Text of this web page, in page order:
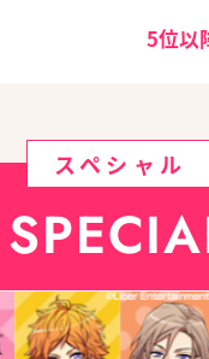
5位以
スペシャル